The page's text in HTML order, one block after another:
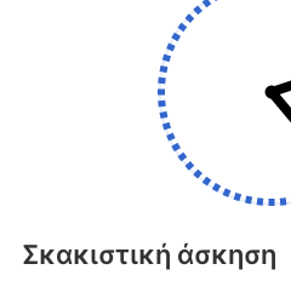
Σκακιστική άσκηση